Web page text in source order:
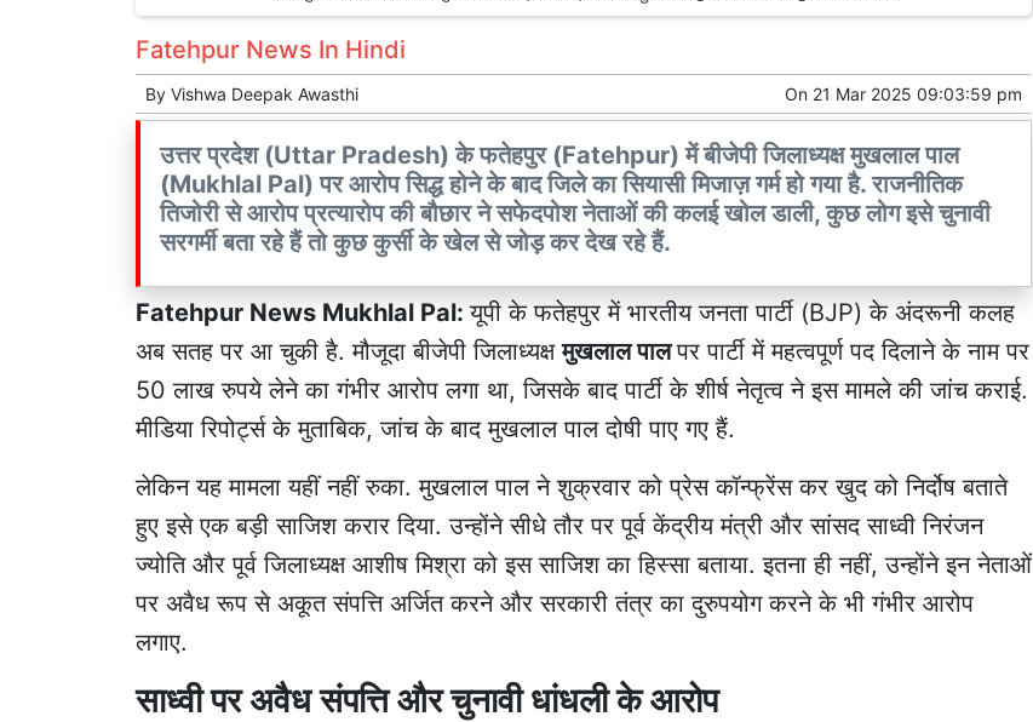
Fatehpur News In Hindi
By Vishwa Deepak Awasthi On 21 Mar 2025 09:03:59 pm
उत्तर प्रदेश (Uttar Pradesh) के फतेहपुर (Fatehpur) में बीजेपी जिलाध्यक्ष मुखलाल पाल
(Mukhlal Pal) पर आरोप सिद्ध होने के बाद जिले का सियासी मिजाज़ गर्म हो गया है. राजनीतिक
तिजोरी से आरोप प्रत्यारोप की बौछार ने सफेदपोश नेताओं की कलई खोल डाली, कुछ लोग इसे चुनावी
सरगर्मी बता रहे हैं तो कुछ कुर्सी के खेल से जोड़ कर देख रहे हैं.
Fatehpur News Mukhlal Pal:यूपी के फतेहपुर में भारतीय जनता पार्टी (BJP) के अंदरूनी कलह
अब सतह पर आ चुकी है. मौजूदा बीजेपी जिलाध्यक्षमुखलाल पाल पर पार्टी में महत्वपूर्ण पद दिलाने के नाम पर
50 लाख रुपये लेने का गंभीर आरोप लगा था, जिसके बाद पार्टी के शीर्ष नेतृत्व ने इस मामले की जांच कराई.
मीडिया रिपोर्ट्स के मुताबिक, जांच के बाद मुखलाल पाल दोषी पाए गए हैं.
लेकिन यह मामला यहीं नहीं रुका. मुखलाल पाल ने शुक्रवार को प्रेस कॉन्फ्रेंस कर खुद को निर्दोष बताते
हुए इसे एक बड़ी साजिश करार दिया. उन्होंने सीधे तौर पर पूर्व केंद्रीय मंत्री और सांसद साध्वी निरंजन
ज्योति और पूर्व जिलाध्यक्ष आशीष मिश्रा को इस साजिश का हिस्सा बताया. इतना ही नहीं, उन्होंने इन नेताओं
पर अवैध रूप से अकूत संपत्ति अर्जित करने और सरकारी तंत्र का दुरुपयोग करने के भी गंभीर आरोप
लगाए.
साध्वी पर अवैध संपत्ति और चुनावी धांधली के आरोप